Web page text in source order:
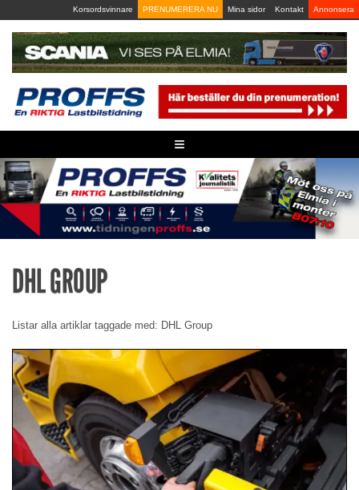
to
content
Korsordsvinnare PRENUMERERA NU Mina sidor Kontakt Annonsera
≡
DHL GROUP
Listar alla artiklar taggade med: DHL Group